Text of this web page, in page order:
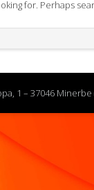
for. Perhaps
1 – 37046 Minerbe